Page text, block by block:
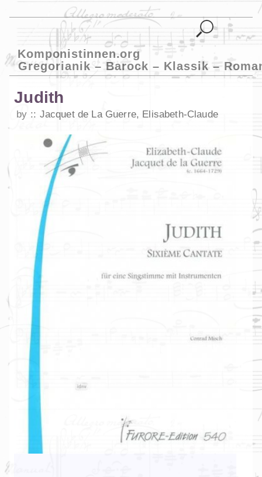
Komponistinnen.org
Gregorianik – Barock – Klassik –
Judith
by Jacquet de La Guerre, Elisabeth-Claude